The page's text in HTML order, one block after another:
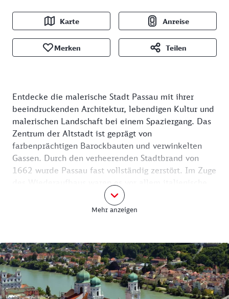
Karte Anreise
Merken Teilen
Entdecke die malerische Stadt Passau mit ihrer
beeindruckenden Architektur, lebendigen Kultur und
malerischen Landschaft bei einem Spaziergang. Das
Zentrum der Altstadt ist geprägt von
farbenprächtigen Barockbauten und verwinkelten
Gassen. Durch den verheerenden Stadtbrand von
1662 wurde Passau fast vollständig zerstört. Im Zuge
des Wiederaufbaus waren es vor allem italienische
Künstler, die die Stadt erneuerten. So erhielt Passau
sein heutiges südländisches und barockes Aussehen.
Version Venedigs und erhielt daher auch den
Beinamen das "Venedig Bayerns".
Passaus Altstadt wartet auf
Mehr anzeigen